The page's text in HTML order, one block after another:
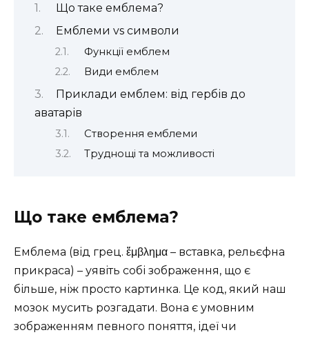
Що таке емблема?
Емблеми vs символи
Функції емблем
Види емблем
Приклади емблем: від гербів до
аватарів
Створення емблеми
Труднощі та можливості
Що таке емблема?
Емблема (від грец. ἔμβλημα – вставка, рельєфна
прикраса) – уявіть собі зображення, що є
більше, ніж просто картинка. Це код, який наш
мозок мусить розгадати. Вона є умовним
зображенням певного поняття, ідеї чи